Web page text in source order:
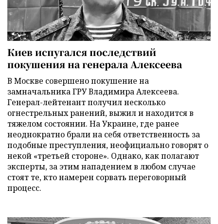
Киев испугался последствий
покушения на генерала Алексеева
В Москве совершено покушение на
замначальника ГРУ Владимира Алексеева.
Генерал-лейтенант получил несколько
огнестрельных ранений, выжил и находится в
тяжелом состоянии. На Украине, где ранее
неоднократно брали на себя ответственность за
подобные преступления, неофициально говорят о
некой «третьей стороне». Однако, как полагают
эксперты, за этим нападением в любом случае
стоят те, кто намерен сорвать переговорный
процесс.